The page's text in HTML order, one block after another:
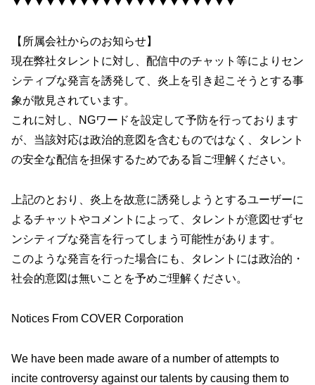
【所属会社からのお知らせ】
現在弊社タレントに対し、配信中のチャット等によりセン
シティブな発言を誘発して、炎上を引き起こそうとする事
象が散見されています。
これに対し、NGワードを設定して予防を行っております
が、当該対応は政治的意図を含むものではなく、タレント
の安全な配信を担保するためである旨ご理解ください。
上記のとおり、炎上を故意に誘発しようとするユーザーに
よるチャットやコメントによって、タレントが意図せずセ
ンシティブな発言を行ってしまう可能性があります。
このような発言を行った場合にも、タレントには政治的・
社会的意図は無いことを予めご理解ください。
Notices From COVER Corporation
We have been made aware of a number of attempts to
incite controversy against our talents by causing them to